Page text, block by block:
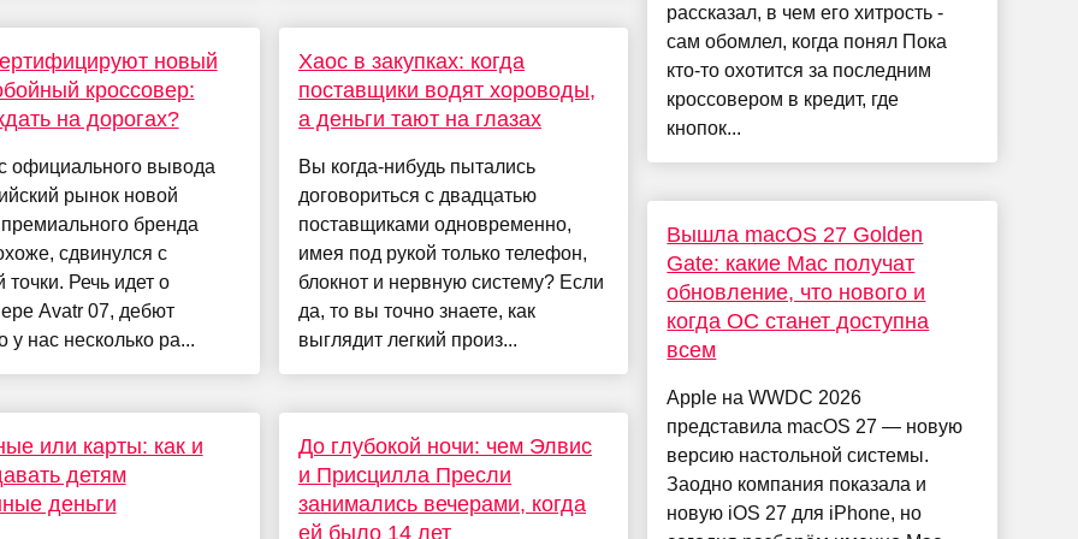
новый
кроссовер:
на дорогах?
официального вывода
рынок новой
бренда
сдвинулся с
точки. Речь идет о
Avatr 07, дебют
у нас несколько ра...
или карты: как и
детям
деньги
Хаос в закупках: когда
поставщики водят хороводы,
а деньги тают на глазах
Вы когда-нибудь пытались
договориться с двадцатью
поставщиками одновременно,
имея под рукой только телефон,
блокнот и нервную систему? Если
да, то вы точно знаете, как
выглядит легкий произ...
До глубокой ночи: чем Элвис
и Присцилла Пресли
занимались вечерами, когда
ей было 14 лет
рассказал, в чем его хитрость -
сам обомлел, когда понял Пока
кто-то охотится за последним
кроссовером в кредит, где
кнопок...
Вышла macOS 27 Golden
Gate: какие Mac получат
обновление, что нового и
когда ОС станет доступна
всем
Apple на WWDC 2026
представила macOS 27 — новую
версию настольной системы.
Заодно компания показала и
новую iOS 27 для iPhone, но